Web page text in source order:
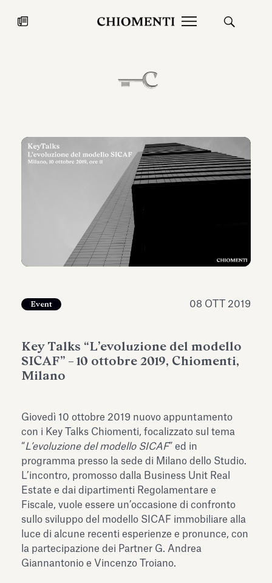
27 LUG 2026
Fondazione Torlonia inaugura la
mostra Marmora Romana
EcoVadis
Event 08 OTT 2019
Key Talks “L’evoluzione del modello
SICAF” – 10 ottobre 2019, Chiomenti,
Milano
Giovedì 10 ottobre 2019 nuovo appuntamento
con i Key Talks Chiomenti, focalizzato sul tema
“L’evoluzione del modello SICAF” ed in
programma presso la sede di Milano dello Studio.
L’incontro, promosso dalla Business Unit Real
Estate e dai dipartimenti Regolamentare e
Fiscale, vuole essere un’occasione di confronto
sullo sviluppo del modello SICAF immobiliare alla
luce di alcune recenti esperienze e pronunce, con
la partecipazione dei Partner G. Andrea
Giannantonio e Vincenzo Troiano.